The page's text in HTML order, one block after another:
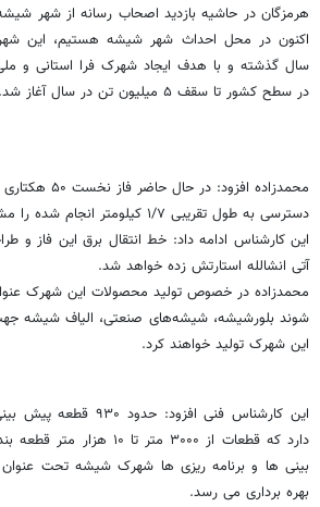
هرمزگان در حاشیه بازدید اصحاب رسانه از شهر
سال گذشته و با هدف ایجاد شهرک فرا استانی و
در سطح کشور تا سقف ۵ میلیون تن در سال آغاز شد.
محمدزاده
دسترسی به طول تقریبی ۱/۷ کیلومتر انجام شده را مشاهده می‌کنید.
این کارشناس ادامه داد: خط انتقال برق این فاز و
آتی انشالله استارتش زده خواهد شد.
محمدزاده در خصوص تولید محصولات این شهرک
شوند بلورشیشه، شیشه‌های صنعتی، الیاف شیشه
این شهرک تولید خواهند کرد.
این کارشناس فنی افزود:
دارد که قطعات از ۳۰۰۰ متر
بینی ها و برنامه ریزی ها شهرک شیشه تحت
بهره برداری می رسد.